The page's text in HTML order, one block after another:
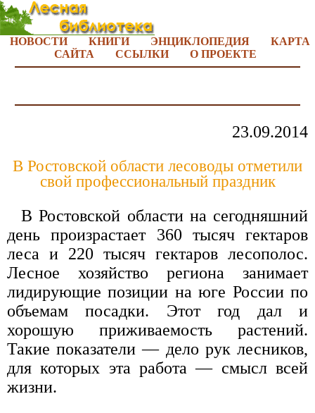
НОВОСТИ КНИГИ ЭНЦИКЛОПЕДИЯ
КАРТА
САЙТА
ССЫЛКИ О ПРОЕКТЕ
23.09.2014
В Ростовской области лесоводы отметили
свой профессиональный праздник
В Ростовской области на сегодняшний
день произрастает 360 тысяч гектаров
леса и 220 тысяч гектаров лесополос.
Лесное хозяйство региона занимает
лидирующие позиции на юге России по
объемам посадки. Этот год дал и
хорошую приживаемость растений.
Такие показатели — дело рук лесников,
для которых эта работа — смысл всей
жизни.